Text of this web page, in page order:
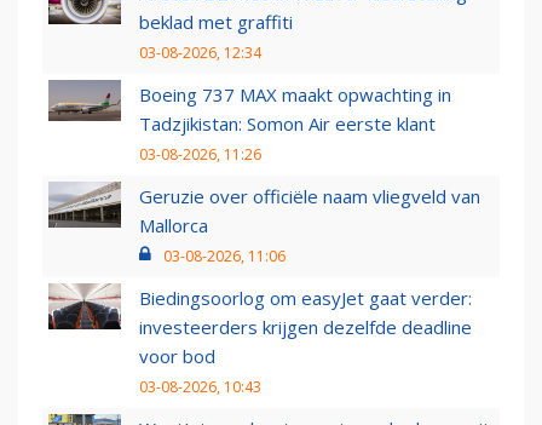
beklad met graffiti
03-08-2026, 12:34
Boeing 737 MAX maakt opwachting in
Tadzjikistan: Somon Air eerste klant
03-08-2026, 11:26
Geruzie over officiële naam vliegveld van
Mallorca
03-08-2026, 11:06
Biedingsoorlog om easyJet gaat verder:
investeerders krijgen dezelfde deadline
voor bod
03-08-2026, 10:43